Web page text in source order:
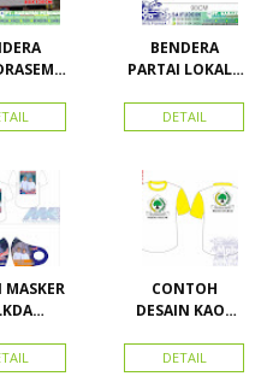
BENDERA
PARTAI LOKAL /
ACEH
DETAIL
MASKER
&
Bupati
CONTOH
DESAIN KAOS
BAHAN PE
DOUBLE
DETAIL